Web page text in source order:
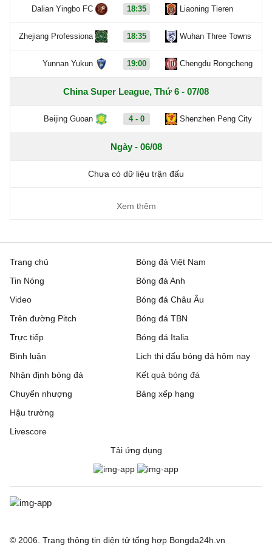
Dalian Yingbo FC 18:35 Liaoning Tieren
Zhejiang Professiona 18:35 Wuhan Three Towns
Yunnan Yukun 19:00 Chengdu Rongcheng
China Super League, Thứ 6 - 07/08
Beijing Guoan 4 - 0 Shenzhen Peng City
Ngày - 06/08
Chưa có dữ liệu trận đấu
Xem thêm
Trang chủ
Tin Nóng
Video
Trên đường Pitch
Trực tiếp
Bóng đá Việt Nam
Bóng đá Anh
Bóng đá Châu Âu
Bóng đá TBN
Bóng đá Italia
Bình luận
Nhận định bóng đá
Chuyển nhượng
Hậu trường
Livescore
Lịch thi đấu bóng đá hôm nay
Kết quả bóng đá
Bảng xếp hạng
Tải ứng dụng
© 2006. Trang thông tin điện tử tổng hợp Bongda24h.vn